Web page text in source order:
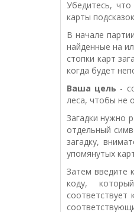
Убедитесь,
карты
В начале
найденныена
стопки карт
когда будет
Ваша цель -
леса, чтобы не
Загадки нужно
отдельный
загадку,
упомянутых
Затем введите
коду,
соответствует